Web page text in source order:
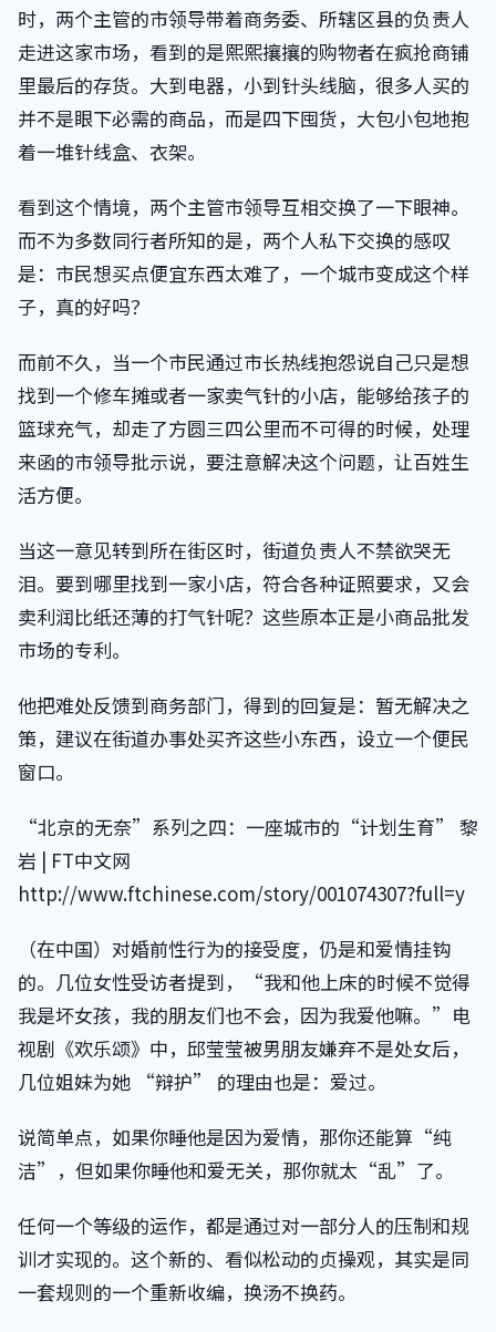
时，两个主管的市领导带着商务委、所辖区县的负责人
走进这家市场，看到的是熙熙攘攘的购物者在疯抢商铺
里最后的存货。大到电器，小到针头线脑，很多人买的
并不是眼下必需的商品，而是四下囤货，大包小包地抱
着一堆针线盒、衣架。
看到这个情境，两个主管市领导互相交换了一下眼神。
而不为多数同行者所知的是，两个人私下交换的感叹
是：市民想买点便宜东西太难了，一个城市变成这个样
子，真的好吗？
而前不久，当一个市民通过市长热线抱怨说自己只是想
找到一个修车摊或者一家卖气针的小店，能够给孩子的
篮球充气，却走了方圆三四公里而不可得的时候，处理
来函的市领导批示说，要注意解决这个问题，让百姓生
活方便。
当这一意见转到所在街区时，街道负责人不禁欲哭无
泪。要到哪里找到一家小店，符合各种证照要求，又会
卖利润比纸还薄的打气针呢？这些原本正是小商品批发
市场的专利。
他把难处反馈到商务部门，得到的回复是：暂无解决之
策，建议在街道办事处买齐这些小东西，设立一个便民
窗口。
“北京的无奈”系列之四：一座城市的“计划生育” 黎
岩 | FT中文网
http://www.ftchinese.com/story/001074307?full=y
（在中国）对婚前性行为的接受度，仍是和爱情挂钩
的。几位女性受访者提到，“我和他上床的时候不觉得
我是坏女孩，我的朋友们也不会，因为我爱他嘛。”电
视剧《欢乐颂》中，邱莹莹被男朋友嫌弃不是处女后，
几位姐妹为她 “辩护” 的理由也是：爱过。
说简单点，如果你睡他是因为爱情，那你还能算“纯
洁”，但如果你睡他和爱无关，那你就太“乱”了。
任何一个等级的运作，都是通过对一部分人的压制和规
训才实现的。这个新的、看似松动的贞操观，其实是同
一套规则的一个重新收编，换汤不换药。